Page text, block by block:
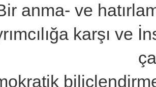
anma- ve
karşı ve